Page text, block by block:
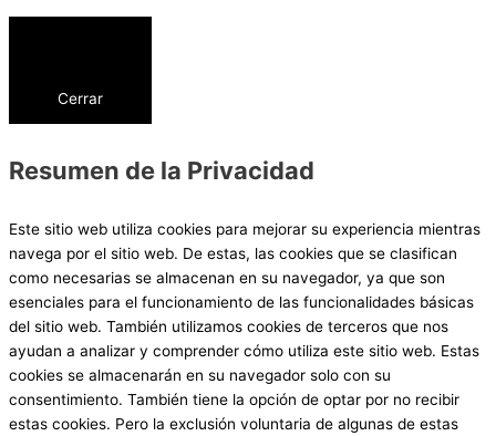
Cerrar
Resumen de la Privacidad
Este sitio web utiliza cookies para mejorar su experiencia mientras
navega por el sitio web. De estas, las cookies que se clasifican
como necesarias se almacenan en su navegador, ya que son
esenciales para el funcionamiento de las funcionalidades básicas
del sitio web. También utilizamos cookies de terceros que nos
ayudan a analizar y comprender cómo utiliza este sitio web. Estas
cookies se almacenarán en su navegador solo con su
consentimiento. También tiene la opción de optar por no recibir
estas cookies. Pero la exclusión voluntaria de algunas de estas